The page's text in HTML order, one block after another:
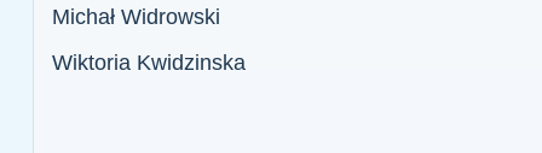
Michał Widrowski
Wiktoria Kwidzinska